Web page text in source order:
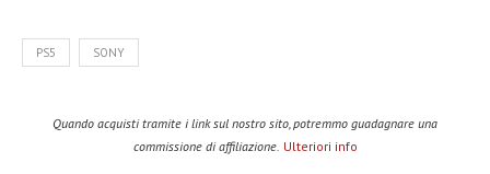
PS5 SONY
Quando acquisti tramite i link sul nostro sito, potremmo guadagnare una
commissione di affiliazione. Ulteriori info